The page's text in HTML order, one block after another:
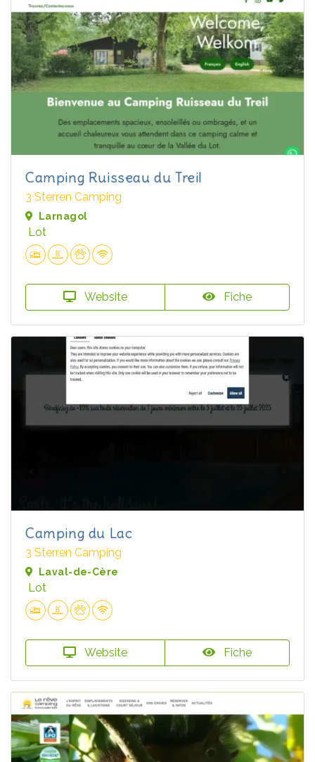
Camping Ruisseau du Treil
3 Sterren Camping
Larnagol
Lot
Website Fiche
Camping du Lac
3 Sterren Camping
Laval-de-Cère
Lot
Website Fiche